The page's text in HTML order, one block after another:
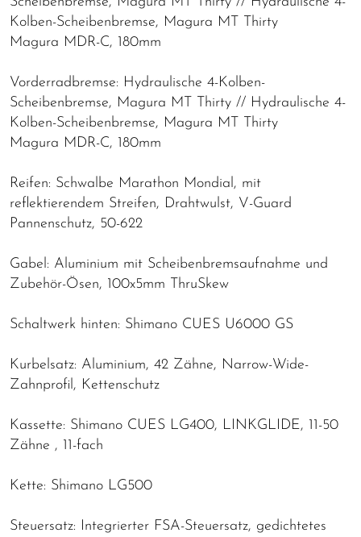
Kolben-Scheibenbremse, Magura MT Thirty
Magura MDR-C, 180mm
Vorderradbremse: Hydraulische 4-Kolben-
Scheibenbremse, Magura MT Thirty // Hydraulische 4-
Kolben-Scheibenbremse, Magura MT Thirty
Magura MDR-C, 180mm
Reifen: Schwalbe Marathon Mondial, mit
reflektierendem Streifen, Drahtwulst, V-Guard
Pannenschutz, 50-622
Gabel: Aluminium mit Scheibenbremsaufnahme und
Zubehör-Ösen, 100x5mm ThruSkew
Schaltwerk hinten: Shimano CUES U6000 GS
Kurbelsatz: Aluminium, 42 Zähne, Narrow-Wide-
Zahnprofil, Kettenschutz
Kassette: Shimano CUES LG400, LINKGLIDE, 11-50
Zähne , 11-fach
Kette: Shimano LG500
Steuersatz: Integrierter FSA-Steuersatz, gedichtetes